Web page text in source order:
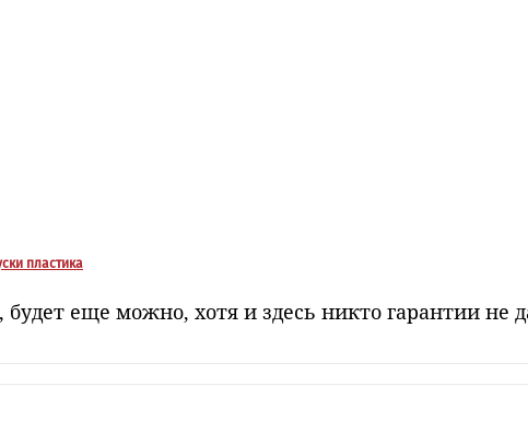
пластика
еще можно, хотя и здесь никто гарантии не